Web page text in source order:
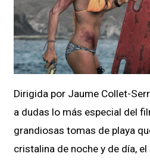
Dirigida por Jaume Collet-
a dudas lo más especial del
grandiosas tomas de playa
cristalina de noche y de día,